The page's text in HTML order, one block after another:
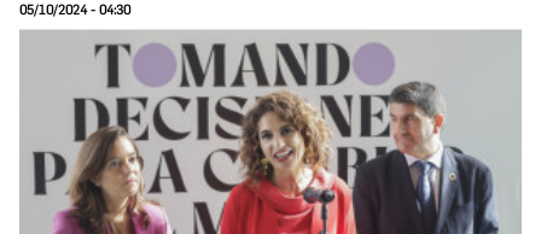
05/10/2024 - 04:30